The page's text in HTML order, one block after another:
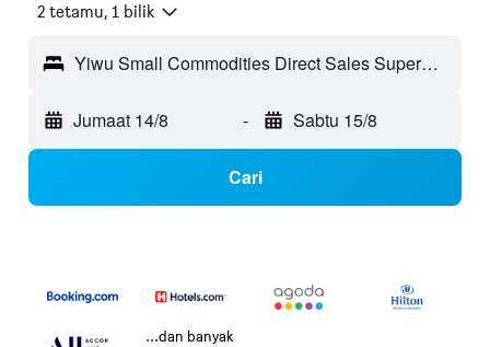
2 tetamu, 1 bilik
Yiwu Small Commodities Direct Sales Supermarket - Shanghai, Shanghai, Cina
Jumaat 14/8 - Sabtu 15/8
Cari
...dan banyak